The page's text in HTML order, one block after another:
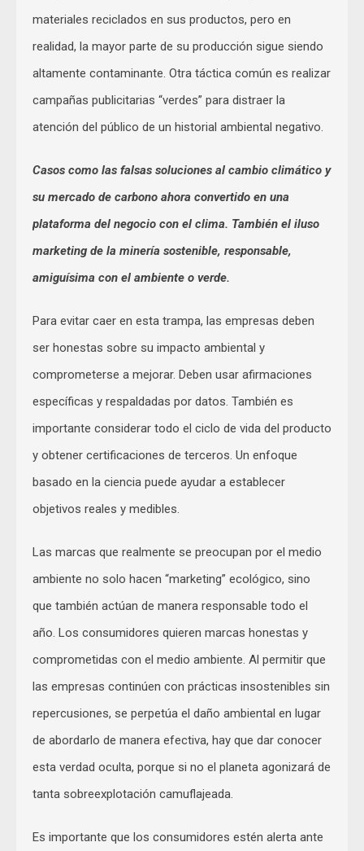
materiales reciclados en sus productos, pero en
realidad, la mayor parte de su producción sigue siendo
altamente contaminante. Otra táctica común es realizar
campañas publicitarias “verdes” para distraer la
atención del público de un historial ambiental negativo.
Casos como las falsas soluciones al cambio climático y
su mercado de carbono ahora convertido en una
plataforma del negocio con el clima. También el iluso
marketing de la minería sostenible, responsable,
amiguísima con el ambiente o verde.
Para evitar caer en esta trampa, las empresas deben
ser honestas sobre su impacto ambiental y
comprometerse a mejorar. Deben usar afirmaciones
específicas y respaldadas por datos. También es
importante considerar todo el ciclo de vida del producto
y obtener certificaciones de terceros. Un enfoque
basado en la ciencia puede ayudar a establecer
objetivos reales y medibles.
Las marcas que realmente se preocupan por el medio
ambiente no solo hacen “marketing” ecológico, sino
que también actúan de manera responsable todo el
año. Los consumidores quieren marcas honestas y
comprometidas con el medio ambiente. Al permitir que
las empresas continúen con prácticas insostenibles sin
repercusiones, se perpetúa el daño ambiental en lugar
de abordarlo de manera efectiva, hay que dar conocer
esta verdad oculta, porque si no el planeta agonizará de
tanta sobreexplotación camuflajeada.
Es importante que los consumidores estén alerta ante